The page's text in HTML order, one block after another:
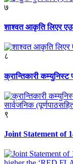
७
शाश्वत आकृति लिएर
८
क्रान्तिकारी कम्युनिस्ट
९
Joint Statement of